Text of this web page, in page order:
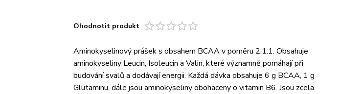
Ohodnotit produkt
Aminokyselinový prášek s obsahem BCAA v poměru 2:1:1. Obsahuje
aminokyseliny Leucin, Isoleucin a Valin, které významně pomáhají při
budování svalů a dodávají energii. Každá dávka obsahuje 6 g BCAA, 1 g
Glutaminu, dále jsou aminokyseliny obohaceny o vitamin B6. Jsou zcela